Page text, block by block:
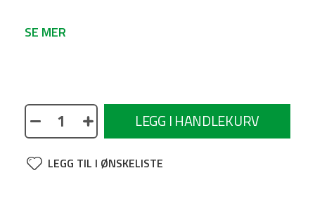
SE MER
LEGG I HANDLEKURV
LEGG TIL I ØNSKELISTE